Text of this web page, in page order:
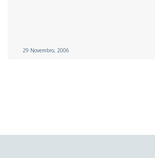
29 Novembro, 2006